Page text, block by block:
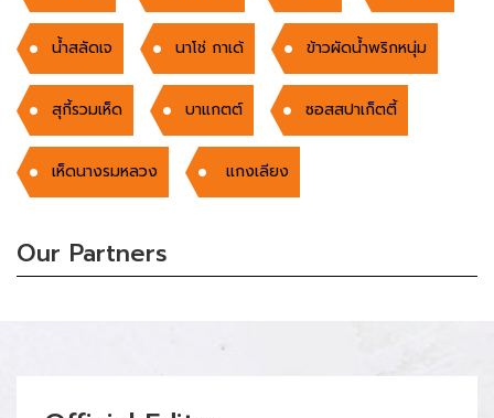
น้ำสลัดเจ นาโช่ กาเด้ ข้าวผัดน้ำพริกหนุ่ม
สุกี้รวมเห็ด บาแกตต์ ซอสสปาเก็ตตี้
เห็ดนางรมหลวง แกงเลียง
Our Partners